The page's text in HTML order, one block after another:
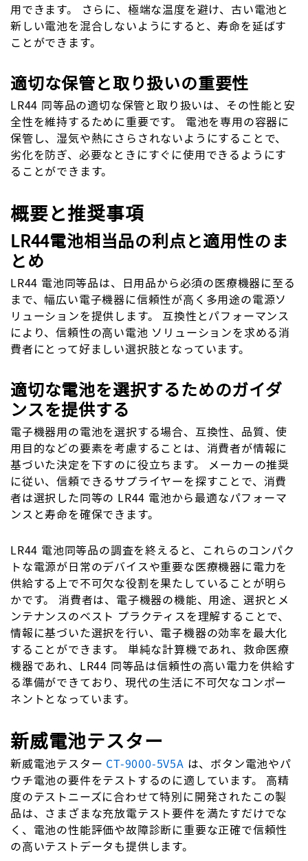
用できます。 さらに、極端な温度を避け、古い電池と
新しい電池を混合しないようにすると、寿命を延ばす
ことができます。
適切な保管と取り扱いの重要性
LR44 同等品の適切な保管と取り扱いは、その性能と安
全性を維持するために重要です。 電池を専用の容器に
保管し、湿気や熱にさらされないようにすることで、
劣化を防ぎ、必要なときにすぐに使用できるようにす
ることができます。
概要と推奨事項
LR44電池相当品の利点と適用性のま
とめ
LR44 電池同等品は、日用品から必須の医療機器に至る
まで、幅広い電子機器に信頼性が高く多用途の電源ソ
リューションを提供します。 互換性とパフォーマンス
により、信頼性の高い電池 ソリューションを求める消
費者にとって好ましい選択肢となっています。
適切な電池を選択するためのガイダ
ンスを提供する
電子機器用の電池を選択する場合、互換性、品質、使
用目的などの要素を考慮することは、消費者が情報に
基づいた決定を下すのに役立ちます。 メーカーの推奨
に従い、信頼できるサプライヤーを探すことで、消費
者は選択した同等の LR44 電池から最適なパフォーマ
ンスと寿命を確保できます。
LR44 電池同等品の調査を終えると、これらのコンパク
トな電源が日常のデバイスや重要な医療機器に電力を
供給する上で不可欠な役割を果たしていることが明ら
かです。 消費者は、電子機器の機能、用途、選択とメ
ンテナンスのベスト プラクティスを理解することで、
情報に基づいた選択を行い、電子機器の効率を最大化
することができます。 単純な計算機であれ、救命医療
機器であれ、LR44 同等品は信頼性の高い電力を供給す
る準備ができており、現代の生活に不可欠なコンポー
ネントとなっています。
新威電池テスター
新威電池テスター CT-9000-5V5A は、ボタン電池やパ
ウチ電池の要件をテストするのに適しています。 高精
度のテストニーズに合わせて特別に開発されたこの製
品は、さまざまな充放電テスト要件を満たすだけでな
く、電池の性能評価や故障診断に重要な正確で信頼性
の高いテストデータも提供します。